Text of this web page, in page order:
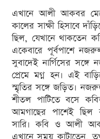
এখানে আলী আকবর
কালের সাক্ষী হিসাবে
ছিল, যেখানে থাকতেন
একেবারে পূর্বপাশে
সুবাদেই নার্গিসের
প্রেমে মগ্ন হন। এই
স্মৃতির সঙ্গে জড়িত।
শীতল পাটিতে বসে
আমগাছের পাশেই ছিল
সারি। কবি ও আলী